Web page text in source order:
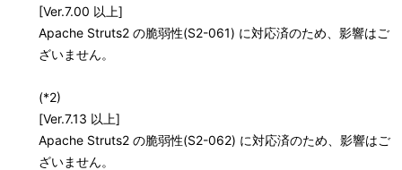
[Ver.7.00 以上]
Apache Struts2 の脆弱性(S2-061) に対応済のため、影響はご
ざいません。
(*2)
[Ver.7.13 以上]
Apache Struts2 の脆弱性(S2-062) に対応済のため、影響はご
ざいません。